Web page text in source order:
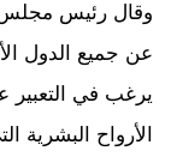
وقال رئيس مجلس
عن جميع الدول
يرغب في التعبير
الأرواح البشرية